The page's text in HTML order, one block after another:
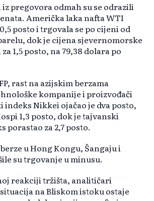
pregovora odmah su se odrazili
Američka laka nafta WTI
posto i trgovala se po cijeni od
dok je cijena sjevernomorske
1,5 posto, na 79,38 dolara po
rast na azijskim berzama
kompanije i proizvođači
indeks Nikkei ojačao je dva posto,
1,3 posto, dok je tajvanski
porastao za 2,7 posto.
u Hong Kongu, Šangaju i
su trgovanje u minusu.
reakciji tržišta, analitičari
na Bliskom istoku ostaje